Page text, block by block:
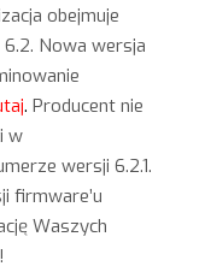
obejmuje
Nowa wersja
. Producent nie
w
wersji 6.2.1.
firmware’u
Waszych